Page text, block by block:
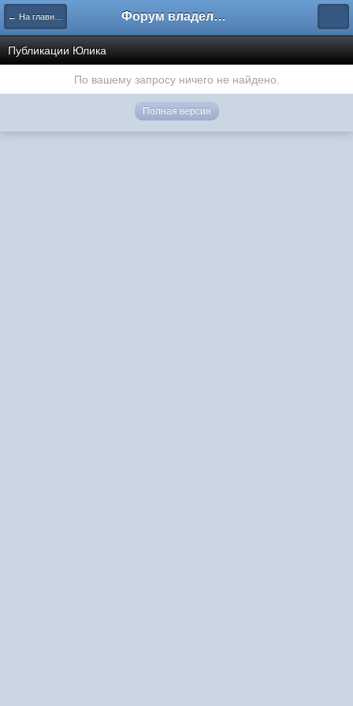
← На главную Форум владельцев интернет-магазинов
Публикации Юлика
По вашему запросу ничего не найдено.
Полная версия